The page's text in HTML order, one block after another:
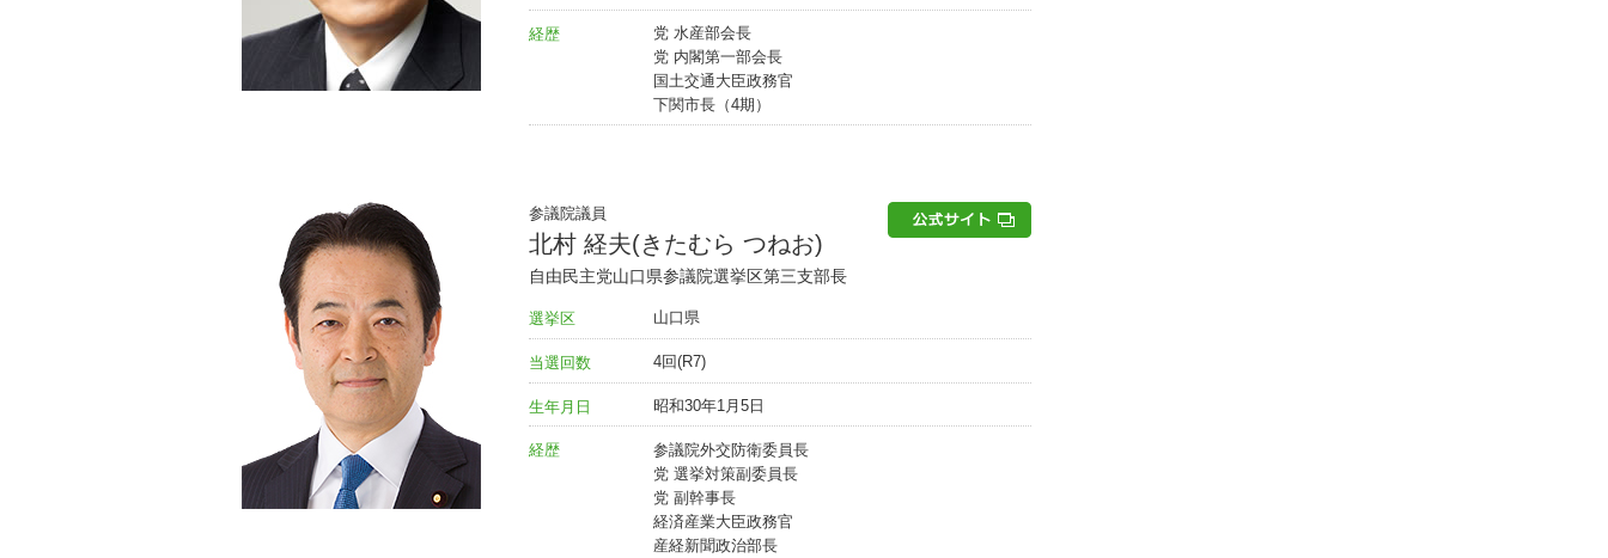
経歴
党 水産部会長
党 内閣第一部会長
国土交通大臣政務官
下関市長（4期）
参議院議員
北村 経夫(きたむら つねお)
自由民主党山口県参議院選挙区第三支部長
選挙区 山口県
当選回数 4回(R7)
生年月日 昭和30年1月5日
経歴
参議院外交防衛委員長
党 選挙対策副委員長
党 副幹事長
経済産業大臣政務官
産経新聞政治部長